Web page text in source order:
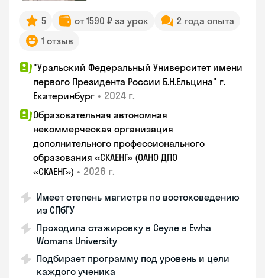
5 от 1590 ₽ за урок
2 года опыта
1 отзыв
"Уральский Федеральный Университет имени
первого Президента России Б.Н.Ельцина" г.
Екатеринбург • 2024 г.
Образовательная автономная
некоммерческая организация
дополнительного профессионального
образования «СКАЕНГ» (ОАНО ДПО
«СКАЕНГ») • 2026 г.
Имеет степень магистра по востоковедению
из СПбГУ
Проходила стажировку в Сеуле в Ewha
Womans University
Подбирает программу под уровень и цели
каждого ученика